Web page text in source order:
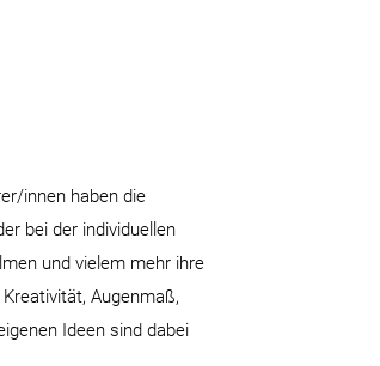
innen haben die
bei der individuellen
und vielem mehr ihre
Augenmaß,
Ideen sind dabei